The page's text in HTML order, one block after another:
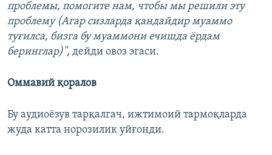
проблемы, помогите нам, чтобы мы решили эту
проблему (Агар сизларда қандайдир муаммо
туғилса, бизга бу муаммони ечишда ёрдам
беринглар)", дейди овоз эгаси.
Оммавий қоралов
Бу аудиоёзув тарқалгач, ижтимоий тармоқларда
жуда катта норозилик уйғонди.